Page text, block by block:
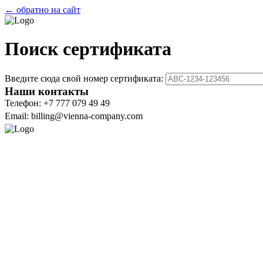
← обратно на сайт
Поиск сертификата
Введите сюда свой номер сертификата:
Наши контакты
Телефон: +7 777 079 49 49
Email: billing@vienna-company.com